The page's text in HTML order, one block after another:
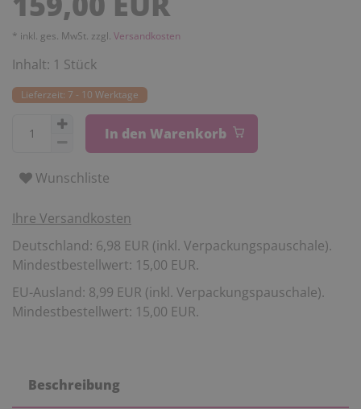
* inkl. ges. MwSt. zzgl. Versandkosten
Inhalt: 1 Stück
Lieferzeit: 7 - 10 Werktage
In den Warenkorb
Wunschliste
Ihre Versandkosten
Deutschland: 6,98 EUR (inkl. Verpackungspauschale).
Mindestbestellwert: 15,00 EUR.
EU-Ausland: 8,99 EUR (inkl. Verpackungspauschale).
Mindestbestellwert: 15,00 EUR.
Beschreibung